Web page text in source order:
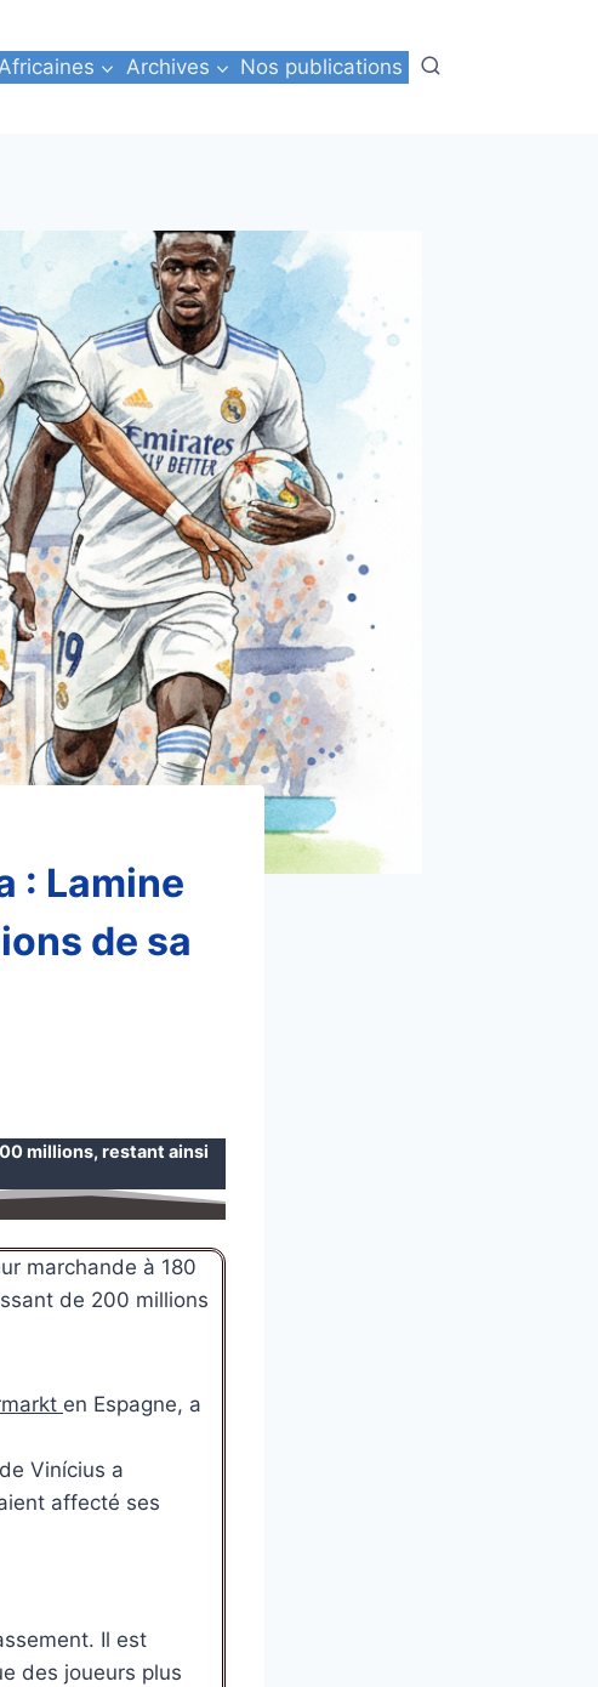
Archives Nos publications
: Lamine
de sa
millions, restant ainsi
marchande à 180
de 200 millions
en Espagne, a
Vinícius a
affecté ses
Il est
des joueurs plus